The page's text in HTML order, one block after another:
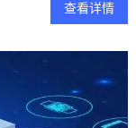
查看详情